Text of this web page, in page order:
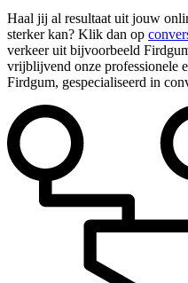
Haal jij al resultaat uit jouw
sterker kan? Klik dan op
verkeer uit bijvoorbeeld
vrijblijvend onze professionele
Firdgum, gespecialiseerd in